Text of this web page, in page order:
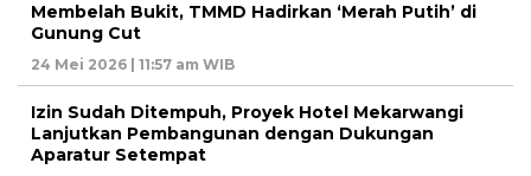
Membelah Bukit, TMMD Hadirkan ‘Merah Putih’ di
Gunung Cut
24 Mei 2026 | 11:57 am WIB
Izin Sudah Ditempuh, Proyek Hotel Mekarwangi
Lanjutkan Pembangunan dengan Dukungan
Aparatur Setempat